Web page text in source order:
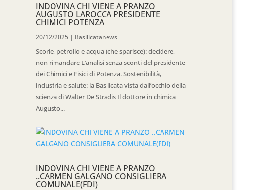
INDOVINA CHI VIENE A PRANZO
AUGUSTO LAROCCA PRESIDENTE
CHIMICI POTENZA
20/12/2025 | Basilicatanews
Scorie, petrolio e acqua (che sparisce): decidere,
non rimandare L’analisi senza sconti del presidente
dei Chimici e Fisici di Potenza. Sostenibilità,
industria e salute: la Basilicata vista dall’occhio della
scienza di Walter De Stradis Il dottore in chimica
Augusto...
INDOVINA CHI VIENE A PRANZO
..CARMEN GALGANO CONSIGLIERA
COMUNALE(FDI)